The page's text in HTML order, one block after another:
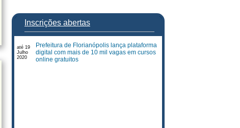
Inscrições abertas
até 19
Julho
2020
Prefeitura de Florianópolis lança plataforma
digital com mais de 10 mil vagas em cursos
online gratuitos